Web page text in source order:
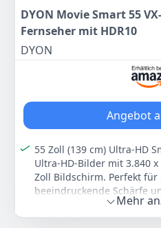
hell, gespielt oder
erweckt!
satten, multidimensionalen
zum Leben erweckt. Ob
genießen Sie
Titan OS: Mit unserer
Plattform finden Sie im
Durchstöbern Sie die
besten Streaming-
Farbe
Matt Schwarz
DYON Movie Smart 55
Fernseher mit HDR10
DYON
Angebot
55 Zoll (139 cm) Ultra-HD
Ultra-HD-Bilder mit 3.840
Zoll Bildschirm. Perfekt für
beeindruckende Schärfe
Smart LED-TV mit VIDAA
Mehr